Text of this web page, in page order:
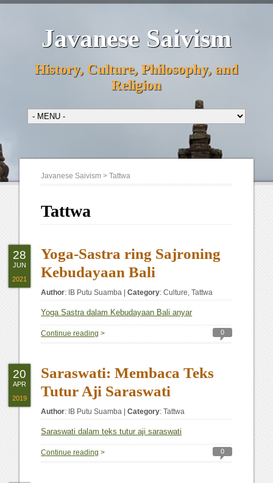
Javanese Saivism
History, Culture, Philosophy, and
Religion
Javanese Saivism >Tattwa
Tattwa
Yoga-Sastra ring Sajroning
Kebudayaan Bali
Author: IB Putu Suamba |Category:Culture,Tattwa
Yoga Sastra dalam Kebudayaan Bali anyar
Continue reading > 0
28
JUN
2021
Saraswati: Membaca Teks
Tutur Aji Saraswati
Author: IB Putu Suamba |Category:Tattwa
Saraswati dalam teks tutur aji saraswati
Continue reading > 0
20
APR
2019